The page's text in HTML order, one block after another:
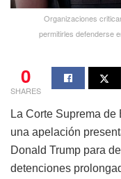
Organizaciones
permitirles defenderse
0
SHARES
La Corte Suprema
una apelación
Donald Trump para
detenciones